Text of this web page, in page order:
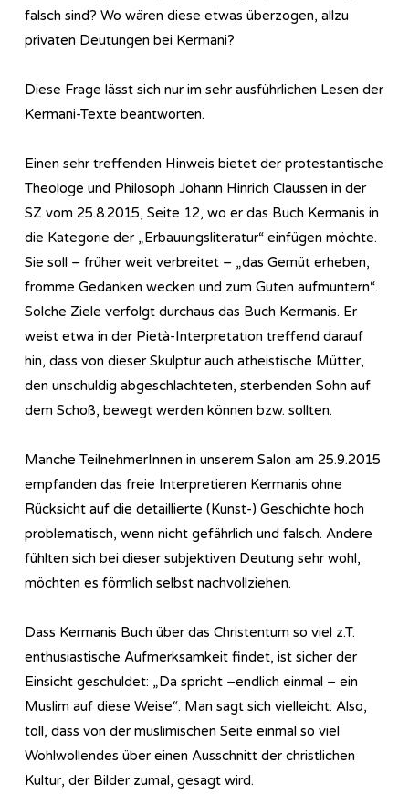
falsch sind? Wo wären diese etwas überzogen, allzu
privaten Deutungen bei Kermani?
Diese Frage lässt sich nur im sehr ausführlichen Lesen der
Kermani-Texte beantworten.
Einen sehr treffenden Hinweis bietet der protestantische
Theologe und Philosoph Johann Hinrich Claussen in der
SZ vom 25.8.2015, Seite 12, wo er das Buch Kermanis in
die Kategorie der „Erbauungsliteratur“ einfügen möchte.
Sie soll – früher weit verbreitet – „das Gemüt erheben,
fromme Gedanken wecken und zum Guten aufmuntern“.
Solche Ziele verfolgt durchaus das Buch Kermanis. Er
weist etwa in der Pietà-Interpretation treffend darauf
hin, dass von dieser Skulptur auch atheistische Mütter,
den unschuldig abgeschlachteten, sterbenden Sohn auf
dem Schoß, bewegt werden können bzw. sollten.
Manche TeilnehmerInnen in unserem Salon am 25.9.2015
empfanden das freie Interpretieren Kermanis ohne
Rücksicht auf die detaillierte (Kunst-) Geschichte hoch
problematisch, wenn nicht gefährlich und falsch. Andere
fühlten sich bei dieser subjektiven Deutung sehr wohl,
möchten es förmlich selbst nachvollziehen.
Dass Kermanis Buch über das Christentum so viel z.T.
enthusiastische Aufmerksamkeit findet, ist sicher der
Einsicht geschuldet: „Da spricht –endlich einmal – ein
Muslim auf diese Weise“. Man sagt sich vielleicht: Also,
toll, dass von der muslimischen Seite einmal so viel
Wohlwollendes über einen Ausschnitt der christlichen
Kultur, der Bilder zumal, gesagt wird.